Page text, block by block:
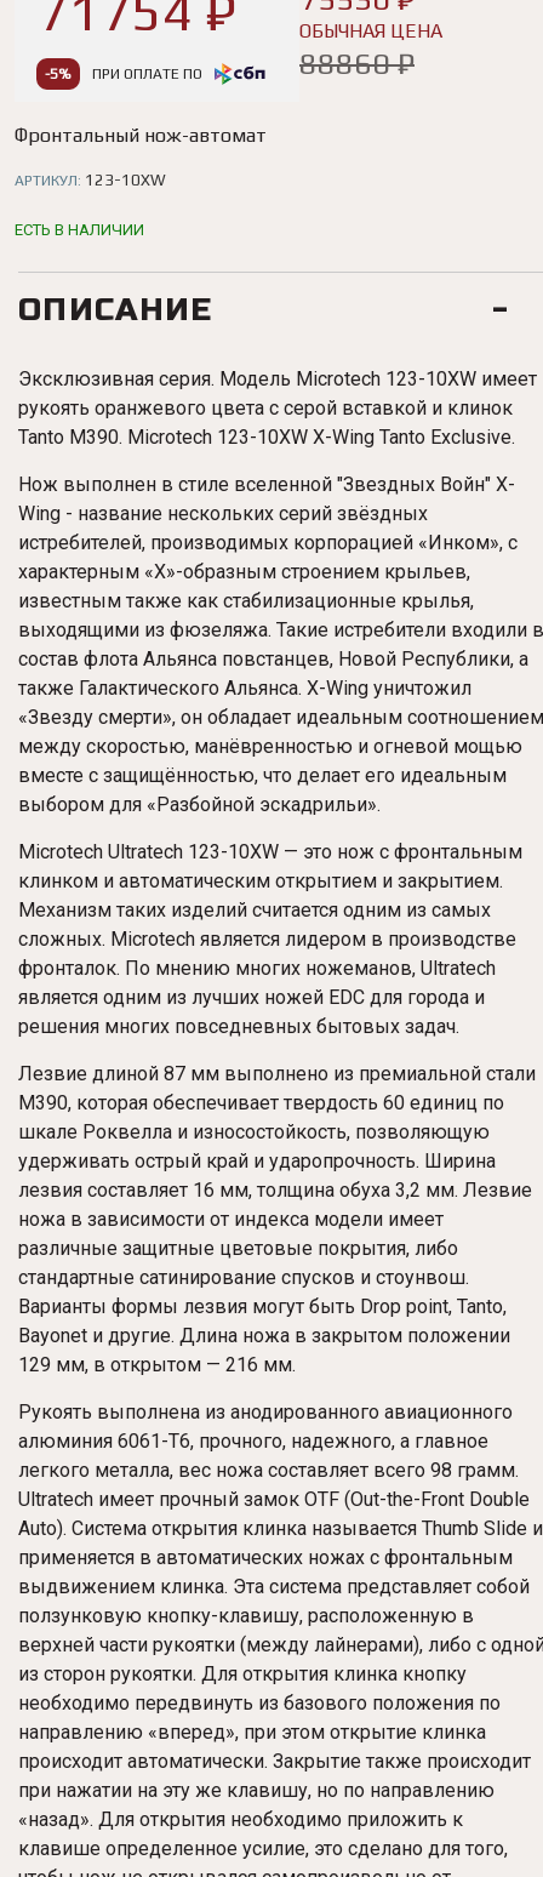
-5% ПРИ ОПЛАТЕ ПО
ОБЫЧНАЯ ЦЕНА
88860 ₽
Фронтальный нож-автомат
АРТИКУЛ: 123-10XW
ЕСТЬ В НАЛИЧИИ
ОПИСАНИЕ
Эксклюзивная серия. Модель Microtech 123-10XW имеет
рукоять оранжевого цвета с серой вставкой и клинок
Tanto M390. Microtech 123-10XW X-Wing Tanto Exclusive.
Нож выполнен в стиле вселенной "Звездных Войн" X-
Wing - название нескольких серий звёздных
истребителей, производимых корпорацией «Инком», с
характерным «X»-образным строением крыльев,
известным также как стабилизационные крылья,
выходящими из фюзеляжа. Такие истребители входили в
состав флота Альянса повстанцев, Новой Республики, а
также Галактического Альянса. X-Wing уничтожил
«Звезду смерти», он обладает идеальным соотношением
между скоростью, манёвренностью и огневой мощью
вместе с защищённостью, что делает его идеальным
выбором для «Разбойной эскадрильи».
Microtech Ultratech 123-10XW — это нож с фронтальным
клинком и автоматическим открытием и закрытием.
Механизм таких изделий считается одним из самых
сложных. Microtech является лидером в производстве
фронталок. По мнению многих ножеманов, Ultratech
является одним из лучших ножей EDC для города и
решения многих повседневных бытовых задач.
Лезвие длиной 87 мм выполнено из премиальной стали
M390, которая обеспечивает твердость 60 единиц по
шкале Роквелла и износостойкость, позволяющую
удерживать острый край и ударопрочность. Ширина
лезвия составляет 16 мм, толщина обуха 3,2 мм. Лезвие
ножа в зависимости от индекса модели имеет
различные защитные цветовые покрытия, либо
стандартные сатинирование спусков и стоунвош.
Варианты формы лезвия могут быть Drop point, Tanto,
Bayonet и другие. Длина ножа в закрытом положении
129 мм, в открытом — 216 мм.
Рукоять выполнена из анодированного авиационного
алюминия 6061-T6, прочного, надежного, а главное
легкого металла, вес ножа составляет всего 98 грамм.
Ultratech имеет прочный замок OTF (Out-the-Front Double
Auto). Система открытия клинка называется Thumb Slide и
применяется в автоматических ножах с фронтальным
выдвижением клинка. Эта система представляет собой
ползунковую кнопку-клавишу, расположенную в
верхней части рукоятки (между лайнерами), либо с
из сторон рукоятки. Для открытия клинка кнопку
необходимо передвинуть из базового положения по
направлению «вперед», при этом открытие клинка
происходит автоматически. Закрытие также происходит
при нажатии на эту же клавишу, но по направлению
«назад». Для открытия необходимо приложить к
клавише определенное усилие, это сделано для того,